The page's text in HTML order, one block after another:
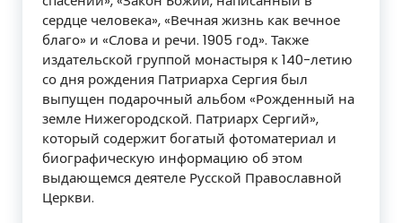
сердце человека», «Вечная жизнь как вечное
благо» и «Слова и речи. 1905 год». Также
издательской группой монастыря к 140-летию
со дня рождения Патриарха Сергия был
выпущен подарочный альбом «Рожденный на
земле Нижегородской. Патриарх Сергий»,
который содержит богатый фотоматериал и
биографическую информацию об этом
выдающемся деятеле Русской Православной
Церкви.